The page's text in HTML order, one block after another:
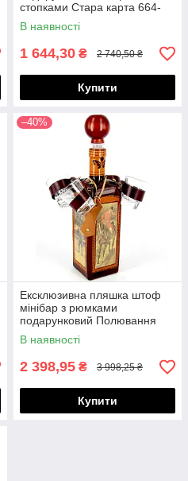
стопками Стара карта 664-
MO
В наявності
1 644,30 ₴ 2 740,50 ₴
Купити
–40%
Ексклюзивна пляшка штоф
мінібар з рюмками
подарунковий Полювання
678-VA
В наявності
2 398,95 ₴ 3 998,25 ₴
Купити